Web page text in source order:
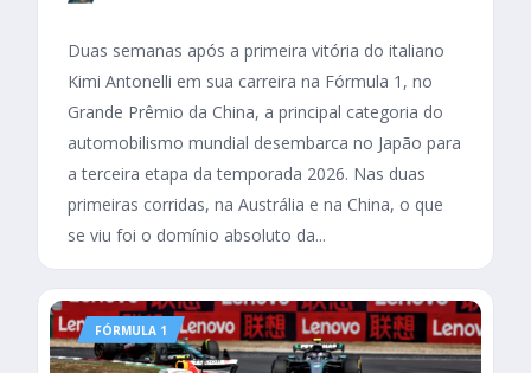
Duas semanas após a primeira vitória do italiano
Kimi Antonelli em sua carreira na Fórmula 1, no
Grande Prêmio da China, a principal categoria do
automobilismo mundial desembarca no Japão para
a terceira etapa da temporada 2026. Nas duas
primeiras corridas, na Austrália e na China, o que
se viu foi o domínio absoluto da...
FÓRMULA 1